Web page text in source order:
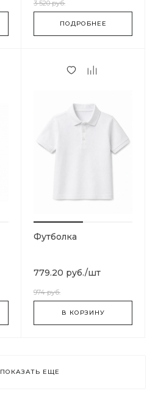
3 520 руб.
ПОДРОБНЕЕ
Футболка
779.20 руб./шт
974 руб.
В КОРЗИНУ
ПОКАЗАТЬ ЕЩЕ